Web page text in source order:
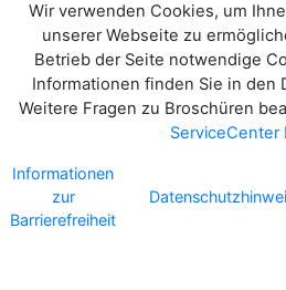
Wir verwenden Cookies, um
unserer Webseite zu
Betrieb der Seite notwendige
Informationen finden Sie in den
Weitere Fragen zu Broschüren
ServiceCenter
Informationen
zur
Barrierefreiheit